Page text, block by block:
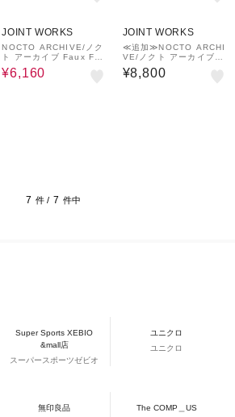
JOINT WORKS
NOCTO ARCHIVE/ノク
ト アーカイブ Faux Fur
Belt
¥6,160
JOINT WORKS
≪追加≫NOCTO ARCHI
VE/ノクト アーカイブ S
tudded Leather Belt
¥8,800
7 件 / 7 件中
Super Sports XEBIO
&mall店
スーパースポーツゼビオ
ユニクロ
ユニクロ
無印良品
The COMP＿US